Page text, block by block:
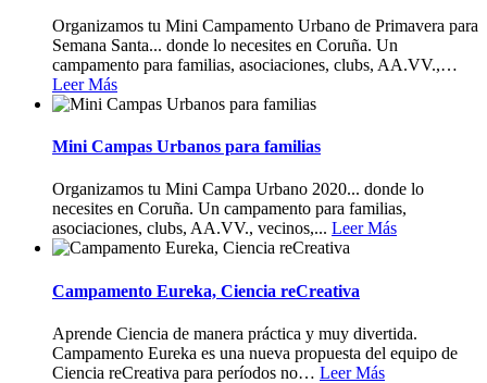
Organizamos tu Mini Campamento Urbano de Primavera para
Semana Santa... donde lo necesites en Coruña. Un
campamento para familias, asociaciones, clubs, AA.VV.,…
Leer Más
Mini Campas Urbanos para familias
Organizamos tu Mini Campa Urbano 2020... donde lo
necesites en Coruña. Un campamento para familias,
asociaciones, clubs, AA.VV., vecinos,... Leer Más
Campamento Eureka, Ciencia reCreativa
Aprende Ciencia de manera práctica y muy divertida.
Campamento Eureka es una nueva propuesta del equipo de
Ciencia reCreativa para períodos no… Leer Más